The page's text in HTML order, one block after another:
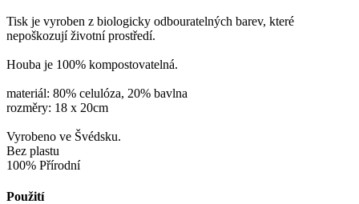
Tisk je vyroben z biologicky odbouratelných barev, které
nepoškozují životní prostředí.
Houba je 100% kompostovatelná.
materiál: 80% celulóza, 20% bavlna
rozměry: 18 x 20cm
Vyrobeno ve Švédsku.
Bez plastu
100% Přírodní
Použití